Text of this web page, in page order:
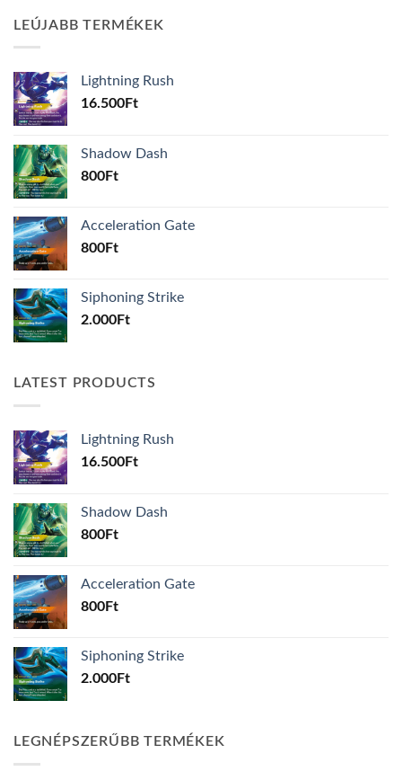
LEÚJABB TERMÉKEK
Lightning Rush
16.500Ft
Shadow Dash
800Ft
Acceleration Gate
800Ft
Siphoning Strike
2.000Ft
LATEST PRODUCTS
Lightning Rush
16.500Ft
Shadow Dash
800Ft
Acceleration Gate
800Ft
Siphoning Strike
2.000Ft
LEGNÉPSZERŰBB TERMÉKEK